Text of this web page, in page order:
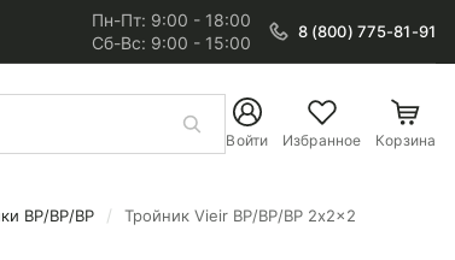
Пн-Пт: 9:00 - 18:00
Сб-Вс: 9:00 - 15:00
8 (800) 775-81-91
Войти Избранное Корзина
ВР/ВР/ВР Тройник Vieir ВР/ВР/ВР 2x2x2